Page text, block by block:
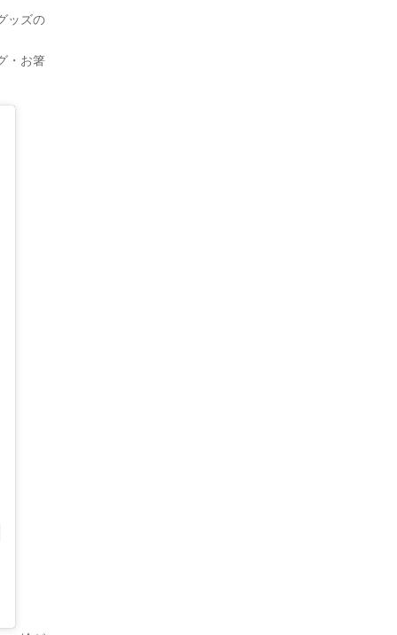
ッズの
・お箸